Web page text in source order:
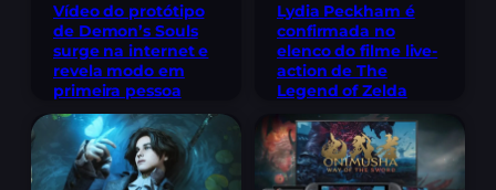
Vídeo do protótipo
de Demon’s Souls
surge na internet e
revela modo em
primeira pessoa
Lydia Peckham é
confirmada no
elenco do filme live-
action de The
Legend of Zelda